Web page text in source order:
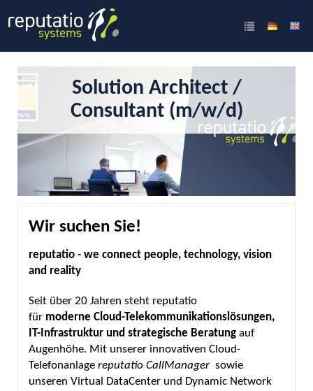
Solution Architect /
Consultant (m/w/d)
Wir suchen Sie!
reputatio - we connect people, technology, vision
and reality
Seit über 20 Jahren steht reputatio
für moderne Cloud-Telekommunikationslösungen,
IT-Infrastruktur und strategische Beratung auf
Augenhöhe. Mit unserer innovativen Cloud-
Telefonanlage reputatio CallManager sowie
unseren Virtual DataCenter und Dynamic Network